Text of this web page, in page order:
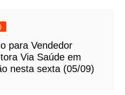
para Vendedor
Via Saúde em
nesta sexta (05/09)